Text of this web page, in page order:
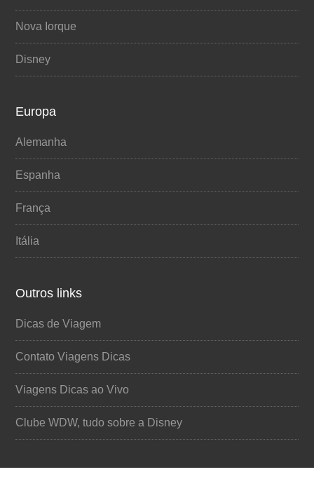
Nova Iorque
Disney
Europa
Alemanha
Espanha
França
Itália
Outros links
Dicas de Viagem
Contato Viagens Dicas
Viagens Dicas ao Vivo
Clube WDW, tudo sobre a Disney